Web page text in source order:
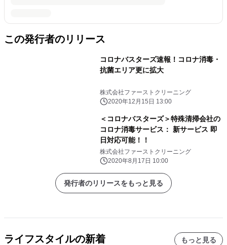
この発行者のリリース
コロナバスターズ速報！コロナ消毒・
抗菌エリア更に拡大
株式会社ファーストクリーニング
2020年12月15日 13:00
＜コロナバスターズ＞特殊清掃会社の
コロナ消毒サービス： 新サービス 即
日対応可能！！
株式会社ファーストクリーニング
2020年8月17日 10:00
発行者のリリースをもっと見る
ライフスタイルの新着 もっと見る